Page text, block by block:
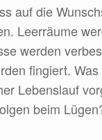
auf die
Leerräume
werden
fingiert.
Lebenslauf
beim